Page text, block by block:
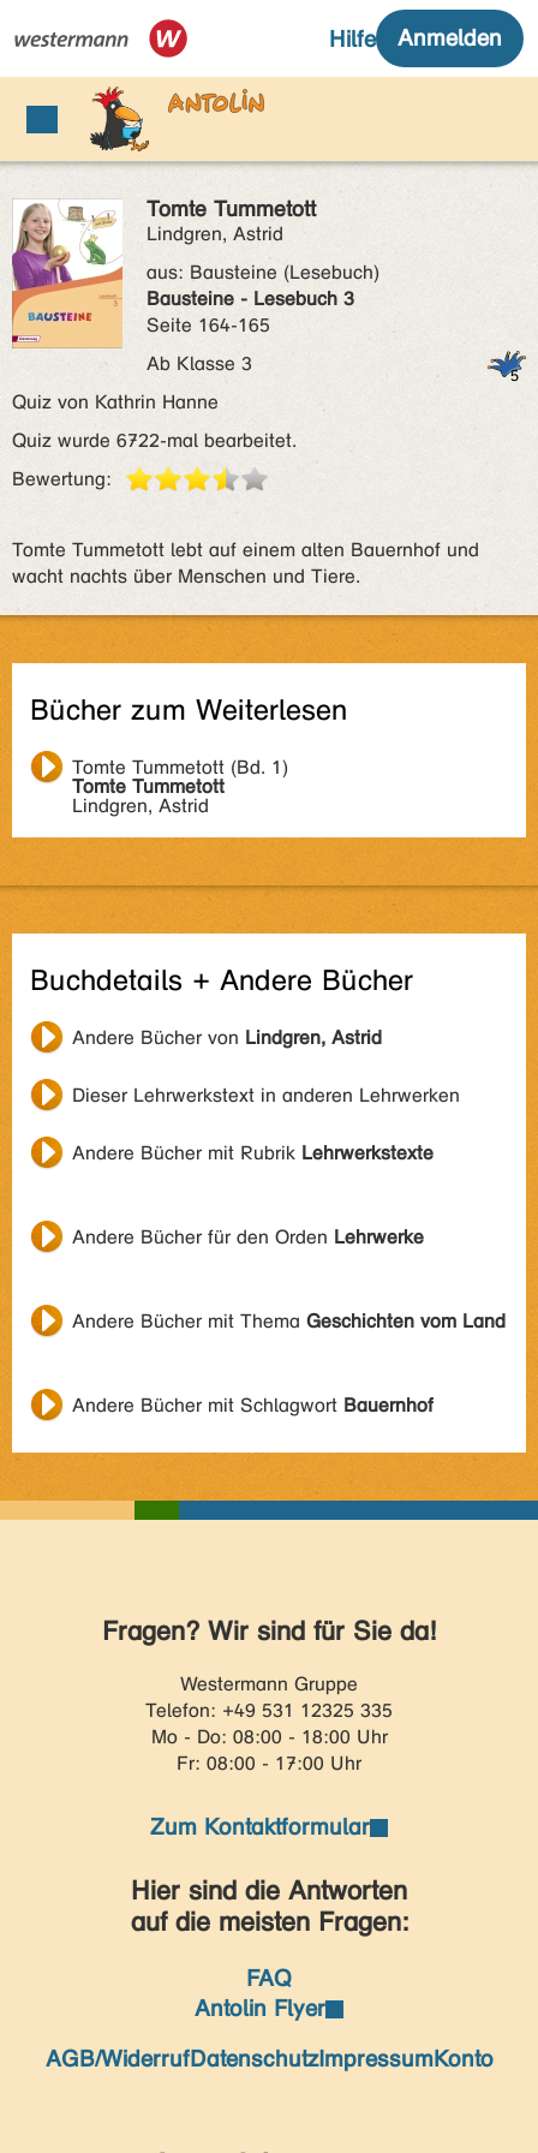
Tomte Tummetott
Lindgren, Astrid
aus: Bausteine (Lesebuch)
Bausteine - Lesebuch 3
Seite 164-165
Ab Klasse 3
Quiz von Kathrin Hanne
Quiz wurde 6722-mal bearbeitet.
Bewertung:
Tomte Tummetott lebt auf einem alten Bauernhof und
wacht nachts über Menschen und Tiere.
Bücher zum Weiterlesen
Tomte Tummetott (Bd. 1)
Tomte Tummetott
Lindgren, Astrid
Buchdetails + Andere Bücher
Andere Bücher von Lindgren, Astrid
Dieser Lehrwerkstext in anderen Lehrwerken
Andere Bücher mit Rubrik Lehrwerkstexte
Andere Bücher für den Orden Lehrwerke
Andere Bücher mit Thema Geschichten vom Land
Andere Bücher mit Schlagwort Bauernhof